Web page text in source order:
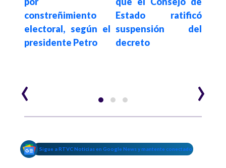
constreñimiento
electoral, según el
presidente Petro
Estado ratificó
suspensión del
decreto
‹ ›
Sigue a RTVC Noticias en Google News y mantente conectado